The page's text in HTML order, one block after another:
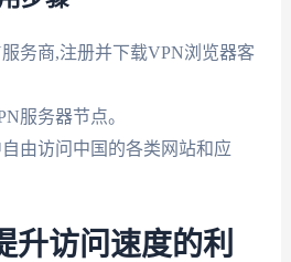
务商,注册并下载VPN浏览器客
服务器节点。
由访问中国的各类网站和应
升访问速度的利